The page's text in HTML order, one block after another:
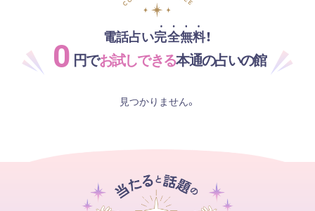
電話占い完全無料！
0 円でお試しできる本通の占いの館
見つかりません。